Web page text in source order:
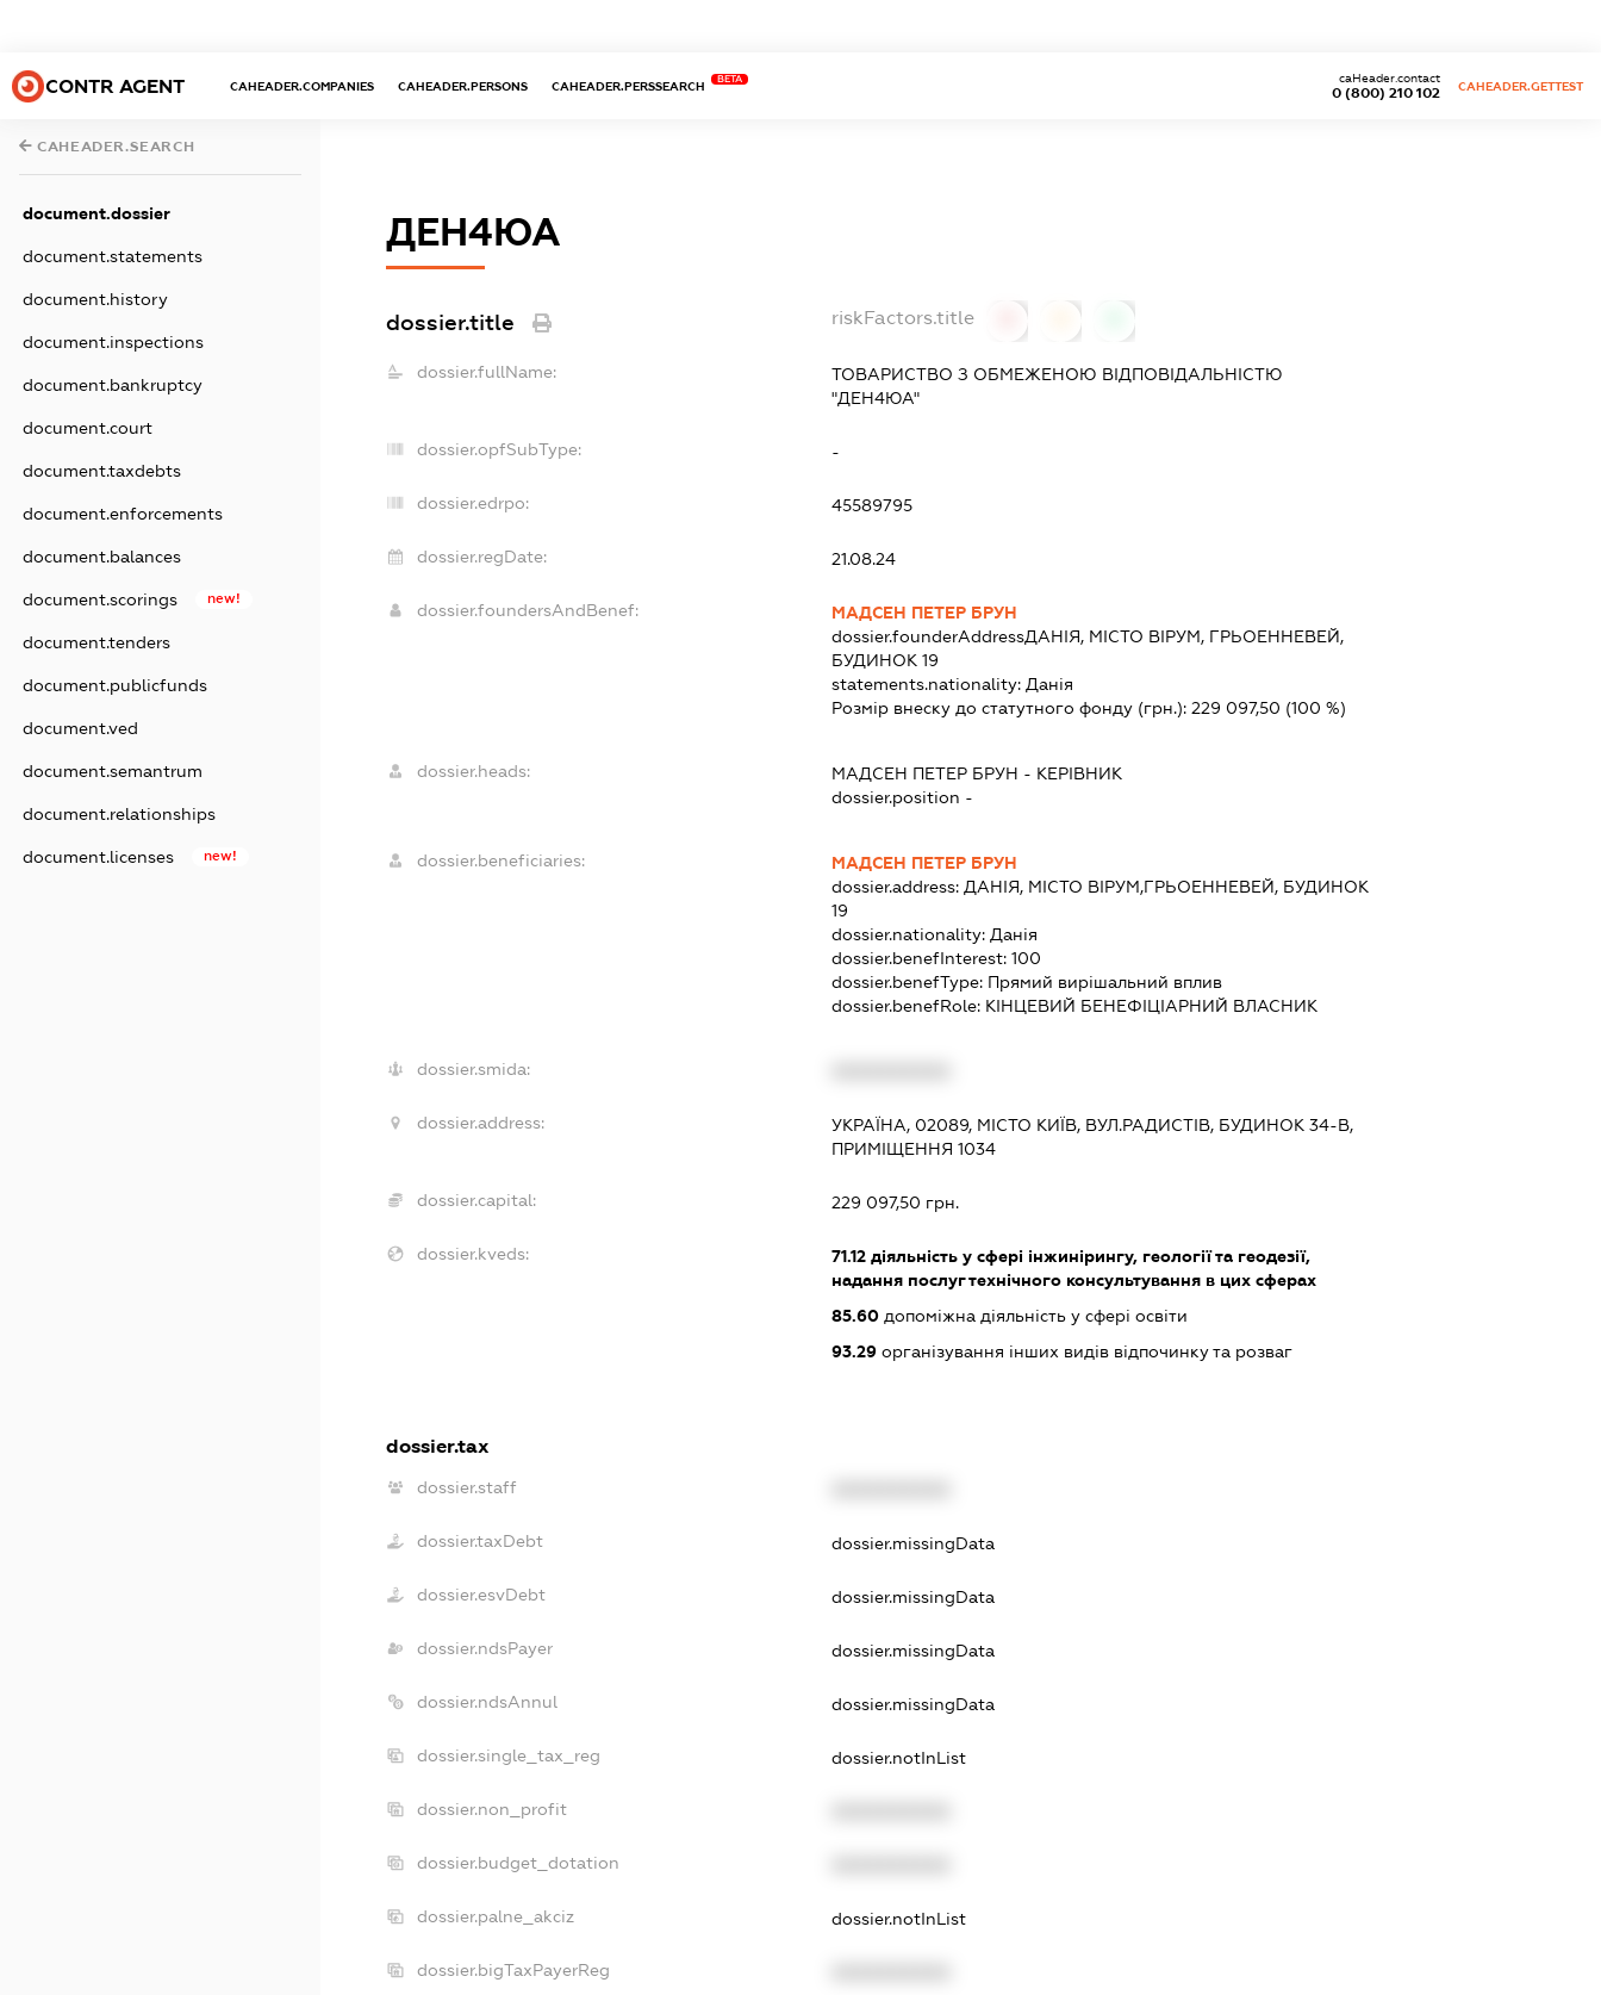
CONTR AGENT CAHEADER.COMPANIES CAHEADER.PERSONS CAHEADER.PERSSEARCH
BETA
0 (800) 210 102
caHeader.contact
CAHEADER.GETTEST
CAHEADER.SEARCH
document.dossier
document.statements
document.history
document.inspections
document.bankruptcy
document.court
document.taxdebts
document.enforcements
document.balances
document.scorings new!
document.tenders
document.publicfunds
document.ved
document.semantrum
document.relationships
document.licenses new!
ДЕН4ЮА
dossier.title riskFactors.title
dossier.fullName:
ТОВАРИСТВО З ОБМЕЖЕНОЮ ВІДПОВІДАЛЬНІСТЮ
"ДЕН4ЮА"
dossier.opfSubType: -
dossier.edrpo: 45589795
dossier.regDate: 21.08.24
dossier.foundersAndBenef:
МАДСЕН ПЕТЕР БРУН
dossier.founderAddressДАНІЯ, МІСТО ВІРУМ, ГРЬОЕННЕВЕЙ,
БУДИНОК 19
statements.nationality: Данія
Розмір внеску до статутного фонду (грн.): 229 097,50 (100 %)
dossier.heads: МАДСЕН ПЕТЕР БРУН - КЕРІВНИК
dossier.position -
dossier.beneficiaries:
МАДСЕН ПЕТЕР БРУН
dossier.address: ДАНІЯ, МІСТО ВІРУМ,ГРЬОЕННЕВЕЙ, БУДИНОК
19
dossier.nationality: Данія
dossier.benefInterest: 100
dossier.benefType: Прямий вирішальний вплив
dossier.benefRole: КІНЦЕВИЙ БЕНЕФІЦІАРНИЙ ВЛАСНИК
dossier.smida:
dossier.address:
УКРАЇНА, 02089, МІСТО КИЇВ, ВУЛ.РАДИСТІВ, БУДИНОК 34-В,
ПРИМІЩЕННЯ 1034
dossier.capital: 229 097,50 грн.
dossier.kveds: 71.12діяльність у сфері інжинірингу, геології та геодезії,
надання послуг технічного консультування в цих сферах
85.60допоміжна діяльність у сфері освіти
93.29організування інших видів відпочинку та розваг
dossier.tax
dossier.staff
dossier.taxDebt dossier.missingData
dossier.esvDebt dossier.missingData
dossier.ndsPayer dossier.missingData
dossier.ndsAnnul dossier.missingData
dossier.single_tax_reg dossier.notInList
dossier.non_profit
dossier.budget_dotation
dossier.palne_akciz dossier.notInList
dossier.bigTaxPayerReg